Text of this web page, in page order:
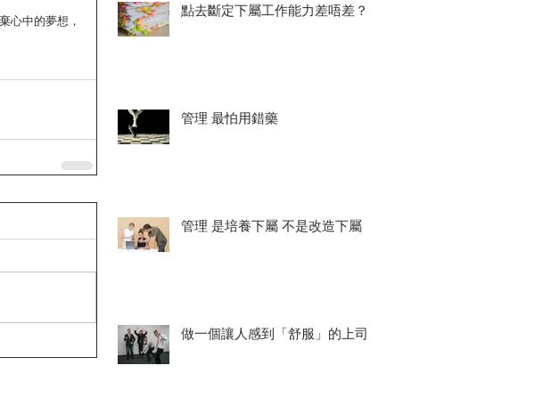
心中的夢想，
點去斷定下屬工作能力差唔差？
管理 最怕用錯藥
管理 是培養下屬 不是改造下屬
做一個讓人感到「舒服」的上司